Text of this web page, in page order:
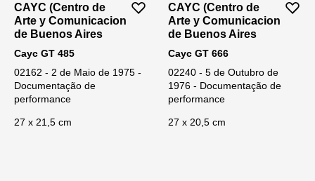
CAYC (Centro de
Arte y Comunicacion
de Buenos Aires
Cayc GT 485
02162 - 2 de Maio de 1975 -
Documentação de
performance
27 x 21,5 cm
CAYC (Centro de
Arte y Comunicacion
de Buenos Aires
Cayc GT 666
02240 - 5 de Outubro de
1976 - Documentação de
performance
27 x 20,5 cm